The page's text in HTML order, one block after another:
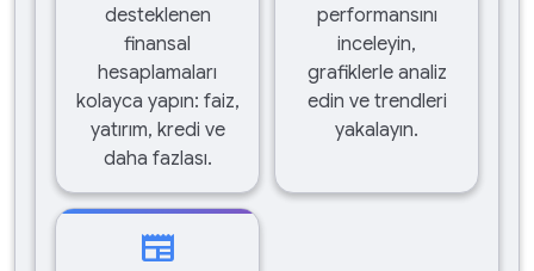
desteklenen
finansal
hesaplamaları
kolayca yapın: faiz,
yatırım, kredi ve
daha fazlası.
performansını
inceleyin,
grafiklerle analiz
edin ve trendleri
yakalayın.
newspaper